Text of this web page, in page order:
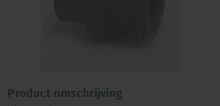
Product omschrijving